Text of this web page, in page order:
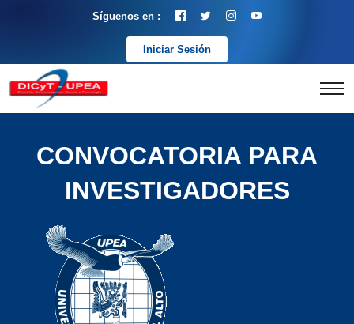
Síguenos en :
Iniciar Sesión
CONVOCATORIA PARA
INVESTIGADORES